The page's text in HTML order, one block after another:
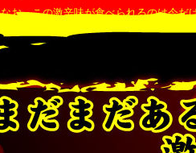
なお、この激辛味が食べられるのは今だ